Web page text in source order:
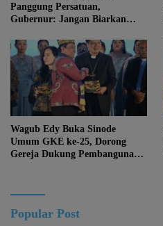
Panggung Persatuan,
Gubernur: Jangan Biarkan
Kalteng
Wagub Edy Buka Sinode
Umum GKE ke-25, Dorong
Gereja Dukung Pembangunan
Popular Post